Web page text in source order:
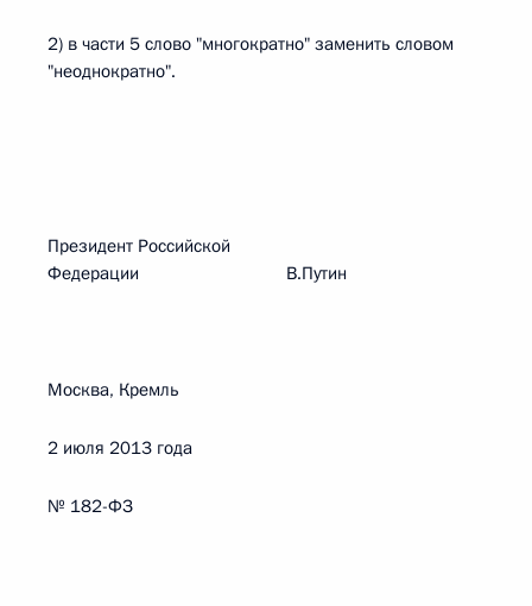
2) в части 5 слово "многократно" заменить словом
"неоднократно".
Президент Российской
Федерации В.Путин
Москва, Кремль
2 июля 2013 года
№ 182-ФЗ